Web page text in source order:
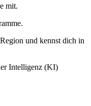
mit.
und kennst dich in
Intelligenz (KI)